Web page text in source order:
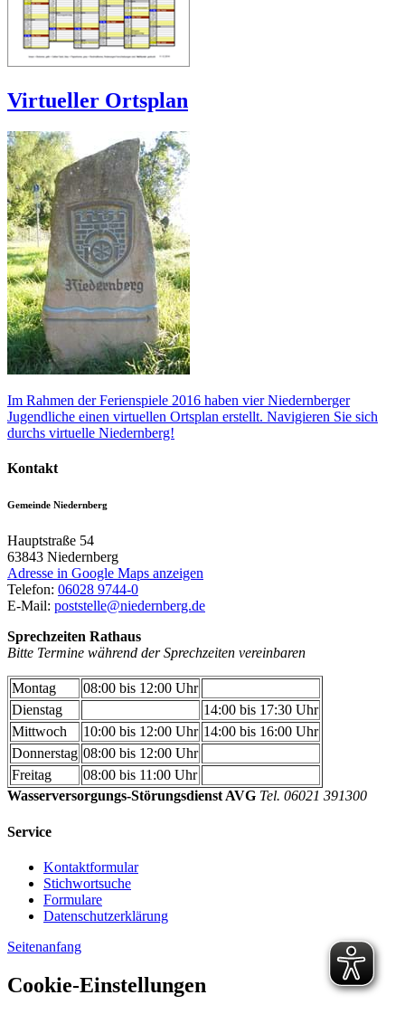
Virtueller Ortsplan
Im Rahmen der Ferienspiele 2016 haben vier Niedernberger
Jugendliche einen virtuellen Ortsplan erstellt. Navigieren Sie sich
durchs virtuelle Niedernberg!
Kontakt
Gemeinde Niedernberg
Hauptstraße 54
63843 Niedernberg
Adresse in Google Maps anzeigen
Telefon: 06028 9744-0
E-Mail: poststelle@niedernberg.de
Sprechzeiten Rathaus
Bitte Termine während der Sprechzeiten vereinbaren
Montag
08:00 bis 12:00 Uhr
Dienstag
14:00 bis 17:30 Uhr
Mittwoch
10:00 bis 12:00 Uhr 14:00 bis 16:00 Uhr
Donnerstag 08:00 bis 12:00 Uhr
Freitag
08:00 bis 11:00 Uhr
Wasserversorgungs-Störungsdienst AVG Tel. 06021 391300
Service
Kontaktformular
Stichwortsuche
Formulare
Datenschutzerklärung
Seitenanfang
Cookie-Einstellungen